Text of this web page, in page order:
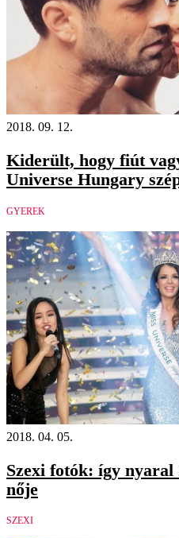
2018. 09. 12.
Kiderült, hogy fiút
Universe Hungary
GYEREK
2018. 04. 05.
Szexi fotók: így nyaral
nője
SZEXI